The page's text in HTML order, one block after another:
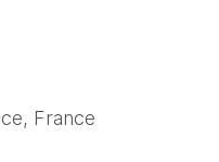
France